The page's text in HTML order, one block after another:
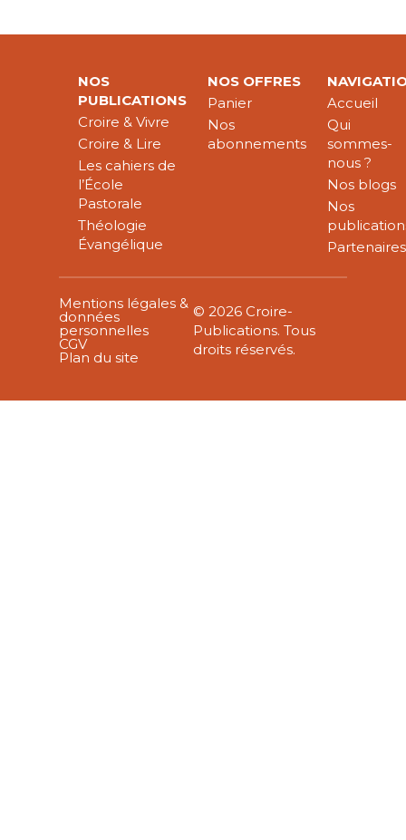
NOS
PUBLICATIONS
Croire & Vivre
Croire & Lire
Les cahiers de
l’École
Pastorale
Théologie
Évangélique
NOS OFFRES
Panier
Nos
abonnements
Accueil
Qui
sommes-
nous ?
Nos blogs
Nos
Partenaires
Mentions légales &
données
personnelles
CGV
Plan du site
© 2026 Croire-
Publications. Tous
droits réservés.